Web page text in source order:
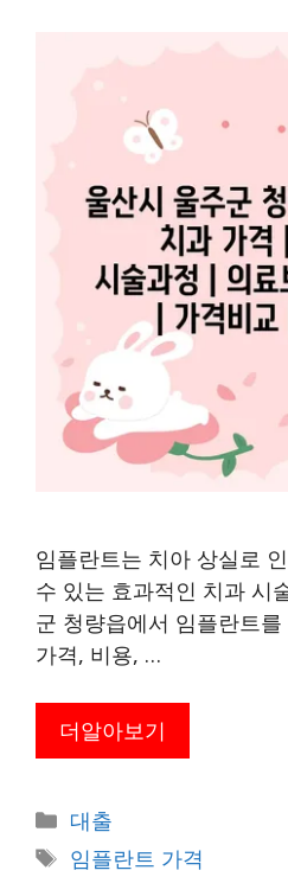
임플란트는 치아 상실로
수 있는 효과적인 치과 시
군 청량읍에서 임플란트
가격, 비용, …
더알아보기
카
테
고
대출
태
임플란트 가격